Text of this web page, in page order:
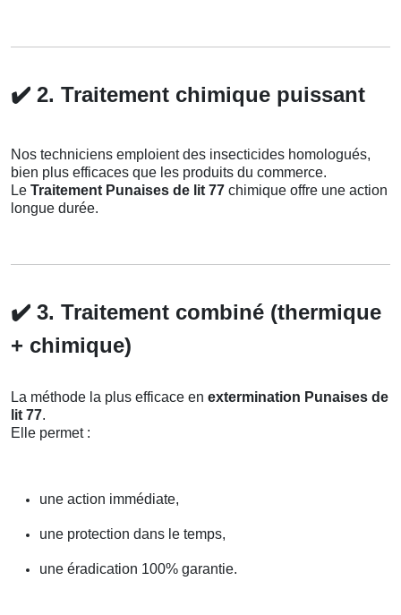
✔️ 2. Traitement chimique puissant
Nos techniciens emploient des insecticides homologués,
bien plus efficaces que les produits du commerce.
Le Traitement Punaises de lit 77 chimique offre une action
longue durée.
✔️ 3. Traitement combiné (thermique
+ chimique)
La méthode la plus efficace en extermination Punaises de
lit 77.
Elle permet :
une action immédiate,
une protection dans le temps,
une éradication 100% garantie.